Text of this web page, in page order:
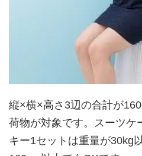
縦×横×高さ3辺の合計が
荷物が対象です。スーツケ
キー1セットは重量が30kg